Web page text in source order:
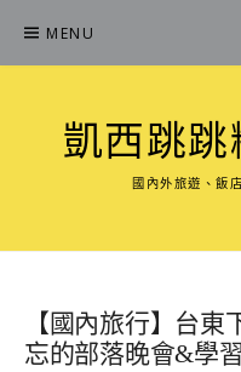
content
MENU
凱西跳
國內外旅遊、飯
【國內旅行】台東
忘的部落晚會&學